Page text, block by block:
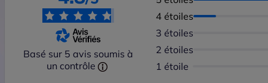
Basé sur 5 avis soumis à
un contrôle
4 étoiles
3 étoiles
2 étoiles
1 étoile